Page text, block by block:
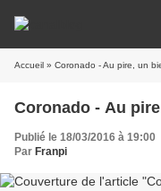
Accueil » Coronado - Au pire, un
Coronado - Au
Publié le 18/03/2016 à 19:00
Par Franpi